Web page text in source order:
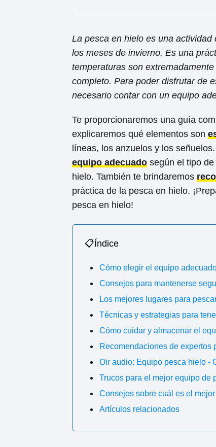
La pesca en hielo es una
los meses de invierno. Es una
temperaturas son
completo. Para poder disfrutar de
necesario contar con un equipo
Te proporcionaremos una guía
explicaremos qué elementos son
líneas, los anzuelos y los
equipo adecuado según el tipo
hielo. También te brindaremos
práctica de la pesca en hielo.
pesca en hielo!
📋Índice
Cómo elegir el equipo
Consejos para mantenerse
Los mejores lugares para
Técnicas y estrategias para
Cómo cuidar y almacenar el
Recomendaciones de expertos
Oir audio: Equipo pesca hielo -
Trucos para el mejor equipo de
Consejos sobre cuál es el
Artículos relacionados